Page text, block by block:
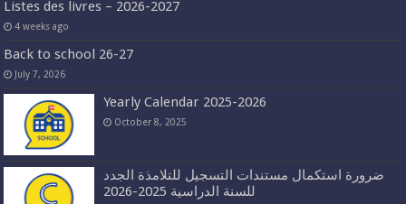
Listes des livres – 2026-2027
4 weeks ago
Back to school 26-27
July 7, 2026
Yearly Calendar 2025-2026
October 8, 2025
ضرورة استكمال مستندات التسجيل للتلامذة الجدد
للسنة الدراسية 2025-2026